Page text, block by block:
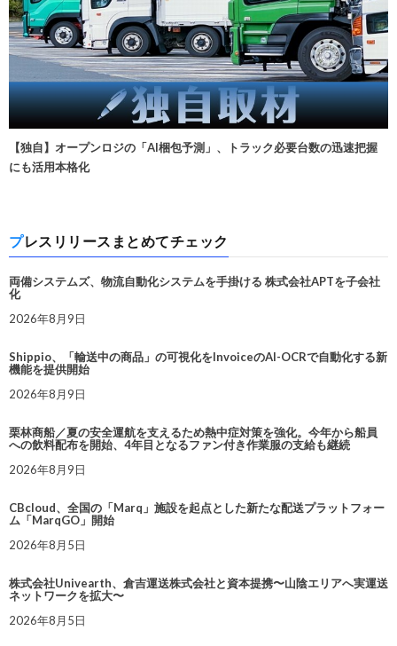
【独自】オープンロジの「AI梱包予測」、トラック必要台数の迅速把握
にも活用本格化
プレスリリースまとめてチェック
両備システムズ、物流自動化システムを手掛ける 株式会社APTを子会社
化
2026年8月9日
Shippio、「輸送中の商品」の可視化をInvoiceのAI-OCRで自動化する新
機能を提供開始
2026年8月9日
栗林商船／夏の安全運航を支えるため熱中症対策を強化。今年から船員
への飲料配布を開始、4年目となるファン付き作業服の支給も継続
2026年8月9日
CBcloud、全国の「Marq」施設を起点とした新たな配送プラットフォー
ム「MarqGO」開始
2026年8月5日
株式会社Univearth、倉吉運送株式会社と資本提携〜山陰エリアへ実運送
ネットワークを拡大〜
2026年8月5日